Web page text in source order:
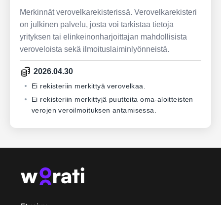
Merkinnät verovelkarekisterissä. Verovelkarekisteri
on julkinen palvelu, josta voi tarkistaa tietoja
yrityksen tai elinkeinonharjoittajan mahdollisista
veroveloista sekä ilmoituslaiminlyönneistä.
2026.04.30
Ei rekisteriin merkittyä verovelkaa.
Ei rekisteriin merkittyjä puutteita oma-aloitteisten
verojen veroilmoituksen antamisessa.